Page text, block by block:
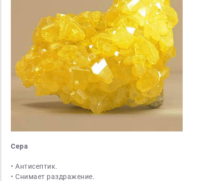
Сера
• Антисептик.
• Снимает раздражение.